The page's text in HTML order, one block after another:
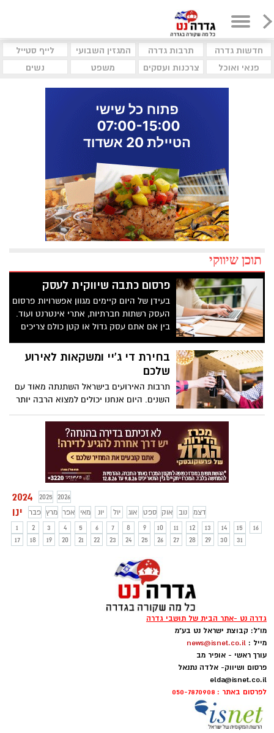
חדשות גדרה תרבות גדרה המגזין השבועי
לייף סטייל
פנאי ואוכל
צרכנות ועסקים משפט נשים
תוכן שיווקי
פרסום כתבה שיווקית לעסק
בעידן של היום קיימים מגוון אפשרויות פרסום
העסק רשתות חברתיות, אתרי אינטרנט ועוד.
בין אם אתם עסק גדול או קטן כולם צריכים
מגמה שהולכת וגדלה ומנצחת את כל
הפלטפורמות הפרסומיות והיא רכישת כתבה
תוכן שיווקי . בה תוכלו להגיע לקהל ממוקד
ולהרוויח לידים בעלות מזערית
בחירת די ג'יי ומשקאות לאירוע
שלכם
תרבות האירועים בישראל השתנתה מאוד עם
השנים. היום אנחנו יכולים למצוא הרבה יותר
סוגים של ספקים מכל הסוגים, די ג'יי לכל סוגי
המוסיקה והאירועים או משקאות בטעמים.
2024 2025 2026
ינו פבר מרץ אפר מאי יונ יול אוג ספט אוק נוב
דצמ
1
2 3 4 5 6 7 8 9 10 11 12 13 14 15
16
17
18 19 20 21 22 23 24 25 26 27 28 29 30 31
גדרה נט -אתר הבית של תושבי גדרה
מו"ל: קבוצת ישראל נט בע"מ
מייל : news@isnet.co.il
עורך ראשי - אופיר מב
פרסום ושיווק- אלדה נתנאל
elda@isnet.co.il
לפרסום באתר : 050-7870908